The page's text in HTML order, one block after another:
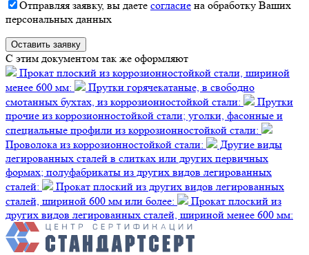
Отправляя заявку, вы даете согласие на обработку Ваших
персональных данных
C этим документом так же оформляют
Прокат плоский из коррозионностойкой стали, шириной
менее 600 мм:
Прутки горячекатаные, в свободно
смотанных бухтах, из коррозионностойкой стали:
Прутки
прочие из коррозионностойкой стали; уголки, фасонные и
специальные профили из коррозионностойкой стали:
Проволока из коррозионностойкой стали:
Другие виды
легированных сталей в слитках или других первичных
формах; полуфабрикаты из других видов легированных
сталей:
Прокат плоский из других видов легированных
сталей, шириной 600 мм или более:
Прокат плоский из
других видов легированных сталей, шириной менее 600 мм: